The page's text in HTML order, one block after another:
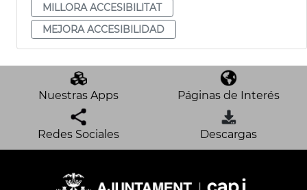
MILLORA ACCESIBILITAT
MEJORA ACCESIBILIDAD
Nuestras Apps Páginas de Interés
Redes Sociales Descargas